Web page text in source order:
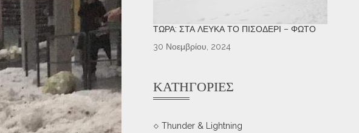
ΤΏΡΑ: ΣΤΑ ΛΕΥΚΆ ΤΟ ΠΙΣΟΔΈΡΙ – ΦΩΤΌ
30 Νοεμβρίου, 2024
ΚΑΤΗΓΟΡΊΕΣ
Thunder & Lightning